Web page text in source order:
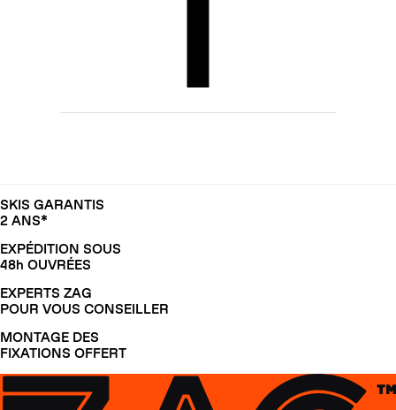
SKIS GARANTIS
2 ANS*
EXPÉDITION SOUS
48h OUVRÉES
EXPERTS ZAG
POUR VOUS CONSEILLER
MONTAGE DES
FIXATIONS OFFERT